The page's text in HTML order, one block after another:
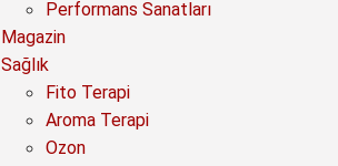
Performans Sanatları
Magazin
Sağlık
Fito Terapi
Aroma Terapi
Ozon